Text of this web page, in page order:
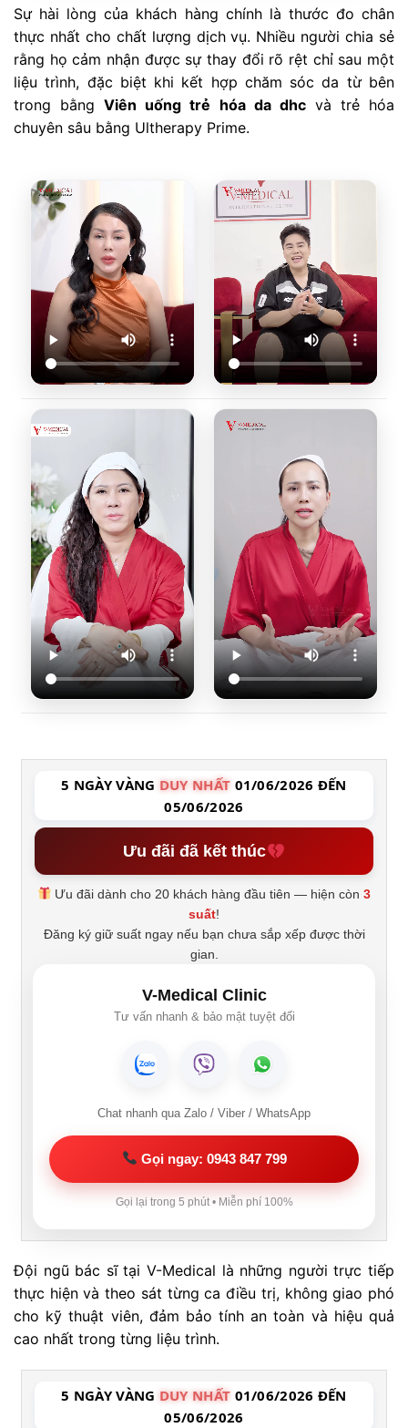
Sự hài lòng của khách hàng chính là thước đo chân
thực nhất cho chất lượng dịch vụ. Nhiều người chia sẻ
rằng họ cảm nhận được sự thay đổi rõ rệt chỉ sau một
liệu trình, đặc biệt khi kết hợp chăm sóc da từ bên
trong bằngViên uống trẻ hóa da dhcvà trẻ hóa
chuyên sâu bằng Ultherapy Prime.
5 NGÀY VÀNG DUY NHẤT 01/06/2026 ĐẾN
05/06/2026
Ưu đãi đã kết thúc
Ưu đãi dành cho 20 khách hàng đầu tiên — hiện còn3
suất!
Đăng ký giữ suất ngay nếu bạn chưa sắp xếp được thời
gian.
V-Medical Clinic
Tư vấn nhanh & bảo mật tuyệt đối
Chat nhanh qua Zalo / Viber / WhatsApp
Gọi ngay: 0943 847 799
Gọi lại trong 5 phút • Miễn phí 100%
Đội ngũ bác sĩ tại V-Medical là những người trực tiếp
thực hiện và theo sát từng ca điều trị, không giao phó
cho kỹ thuật viên, đảm bảo tính an toàn và hiệu quả
cao nhất trong từng liệu trình.
5 NGÀY VÀNG DUY NHẤT 01/06/2026 ĐẾN
05/06/2026